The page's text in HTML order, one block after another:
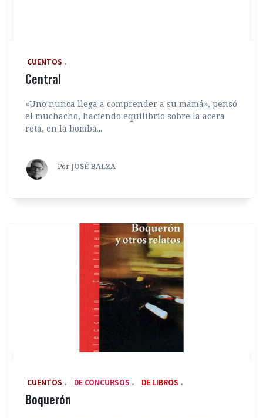
‎ CUENTOS
Central
«Uno nunca llega a comprender a su mamá», pensó
el muchacho, haciendo equilibrio sobre la acera
rota, en la bomba...
Por JOSÉ BALZA
‎ CUENTOS DE CONCURSOS DE LIBROS
Boquerón